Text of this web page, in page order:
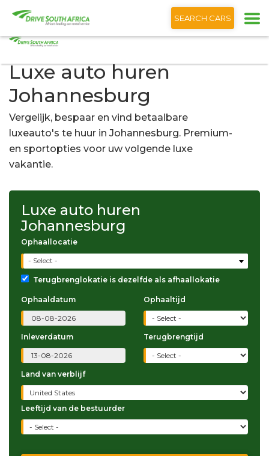
Nederlands
SEARCH CARS
Luxe auto huren
Johannesburg
Vergelijk, bespaar en vind betaalbare
luxeauto's te huur in Johannesburg. Premium-
en sportopties voor uw volgende luxe
vakantie.
Luxe auto huren
Johannesburg
Ophaallocatie
- Select -
Terugbrenglokatie is dezelfde als afhaallokatie
Ophaaldatum Ophaaltijd
Inleverdatum Terugbrengtijd
Land van verblijf
Leeftijd van de bestuurder